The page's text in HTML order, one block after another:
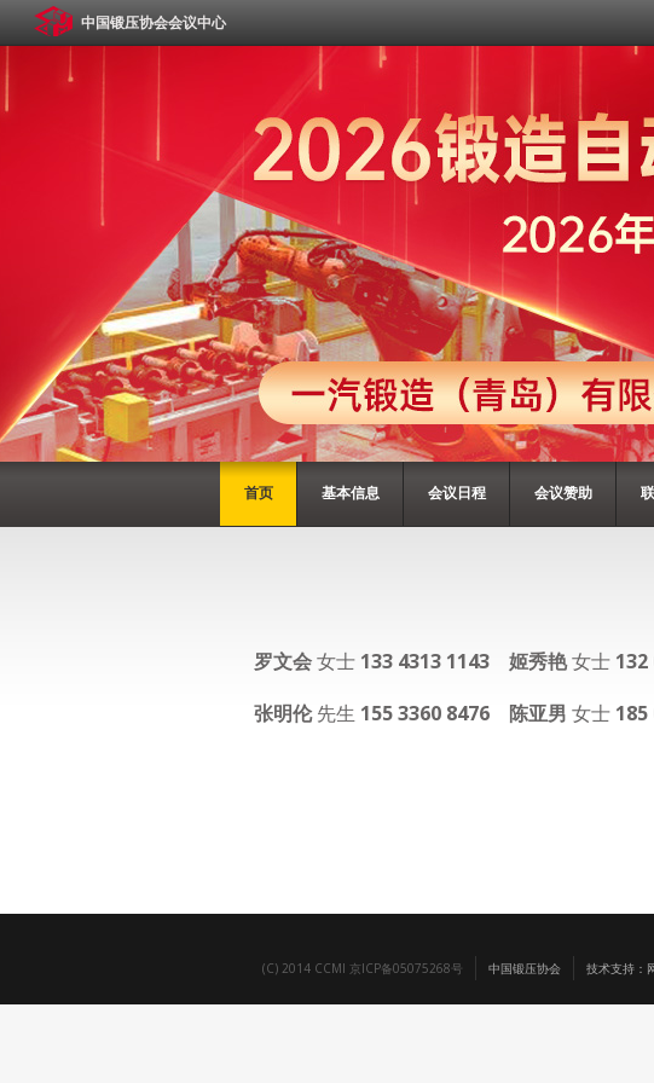
中国锻压协会会议中心
首页 基本信息 会议日程 会议赞助
罗文会女士 133 4313 1143 姬秀艳女士 132
张明伦先生 155 3360 8476 陈亚男 女士 185
(C) 2014 CCMI 京ICP备05075268号 中国锻压协会 技术支持：